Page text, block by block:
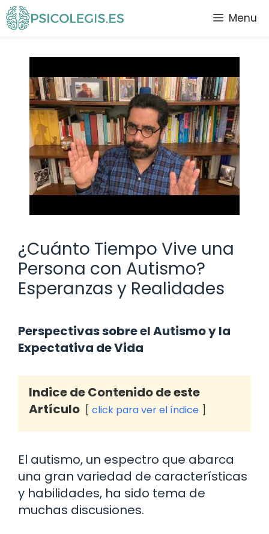
Saltar
al
Menu
¿Cuánto Tiempo Vive una
Persona con Autismo?
Esperanzas y Realidades
Perspectivas sobre el Autismo y la
Expectativa de Vida
Indice de Contenido de este
Artículo
click para ver el índice
El autismo, un espectro que abarca
una gran variedad de características
y habilidades, ha sido tema de
muchas discusiones.